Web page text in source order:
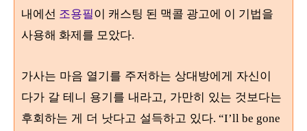
내에선 조용필이 캐스팅 된 맥콜 광고에 이 기법을
사용해 화제를 모았다.
가사는 마음 열기를 주저하는 상대방에게 자신이
다가 갈 테니 용기를 내라고, 가만히 있는 것보다는
후회하는 게 더 낫다고 설득하고 있다. “I’ll be gone